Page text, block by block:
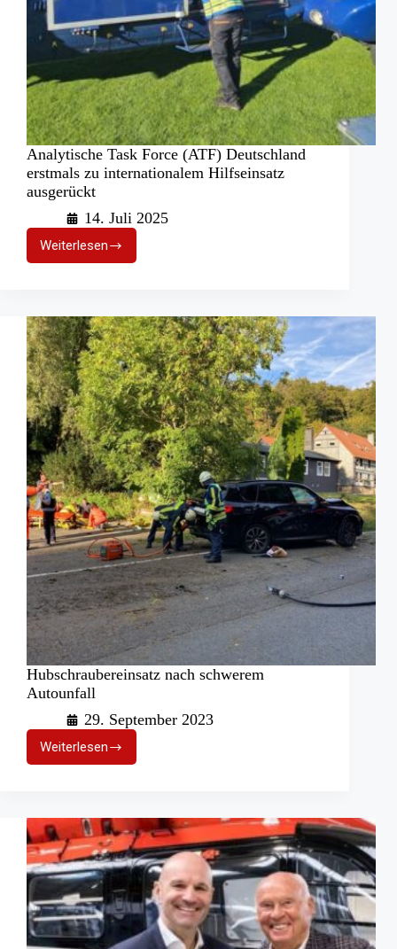
Analytische Task Force (ATF) Deutschland
erstmals zu internationalem Hilfseinsatz
ausgerückt
14. Juli 2025
WeiterlesenAnalytische
Task
Deutschland
erstmals
zu
internationalem
Hilfseinsatz
ausgerückt
Hubschraubereinsatz nach schwerem
Autounfall
29. September 2023
WeiterlesenHubschraubereinsatz
nach